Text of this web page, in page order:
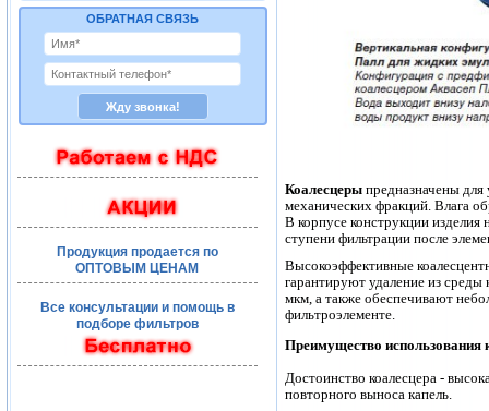
ОБРАТНАЯ СВЯЗЬ
Продукция продается по
ОПТОВЫМ ЦЕНАМ
Все консультации и помощь в
подборе фильтров
Коалесцерыпредназначены для
механических фракций. Влага
В корпусе конструкции изделия
ступени фильтрации после
Высокоэффективные
гарантируют удаление из среды
мкм, а также обеспечивают
фильтроэлементе.
Преимущество использования
Достоинство коалесцера -
повторного выноса капель.